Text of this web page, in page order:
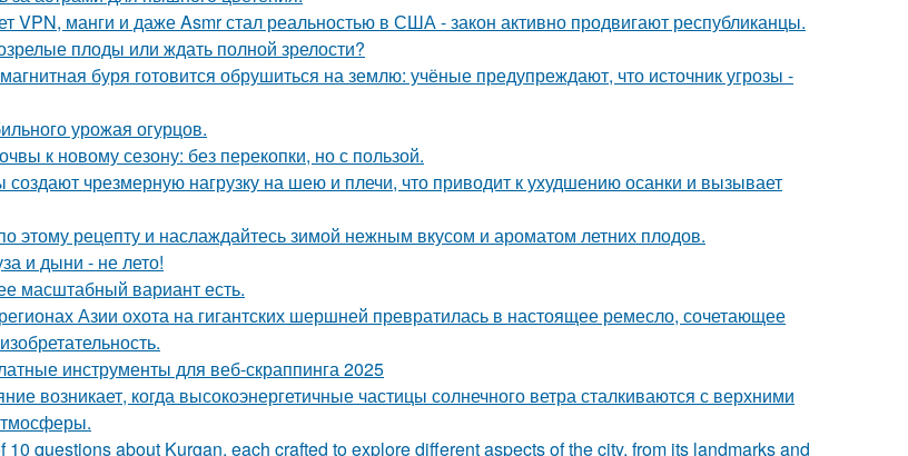
VPN, манги и даже Asmr стал реальностью в США - закон активно продвигают республиканцы.
плоды или ждать полной зрелости?
буря готовится обрушиться на землю: учёные предупреждают, что источник угрозы -
урожая огурцов.
к новому сезону: без перекопки, но с пользой.
создают чрезмерную нагрузку на шею и плечи, что приводит к ухудшению осанки и вызывает
этому рецепту и наслаждайтесь зимой нежным вкусом и ароматом летних плодов.
и дыни - не лето!
масштабный вариант есть.
Азии охота на гигантских шершней превратилась в настоящее ремесло, сочетающее
инструменты для веб-скраппинга 2025
возникает, когда высокоэнергетичные частицы солнечного ветра сталкиваются с верхними
10 questions about Kurgan, each crafted to explore different aspects of the city, from its landmarks and